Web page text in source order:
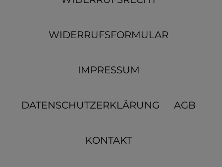
WIDERRUFSFORMULAR
IMPRESSUM
DATENSCHUTZERKLÄRUNG AGB
KONTAKT